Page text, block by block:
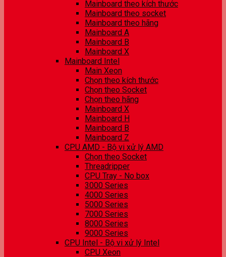
Mainboard theo kích thước
Mainboard theo socket
Mainboard theo hãng
Mainboard A
Mainboard B
Mainboard X
Mainboard Intel
Main Xeon
Chọn theo kích thước
Chọn theo Socket
Chọn theo hãng
Mainboard X
Mainboard H
Mainboard B
Mainboard Z
CPU AMD - Bộ vi xử lý AMD
Chọn theo Socket
Threadripper
CPU Tray - No box
3000 Series
4000 Series
5000 Series
7000 Series
8000 Series
9000 Series
CPU Intel - Bộ vi xử lý Intel
CPU Xeon